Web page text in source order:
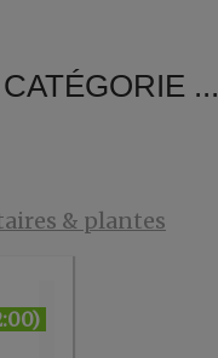
...
...
& plantes